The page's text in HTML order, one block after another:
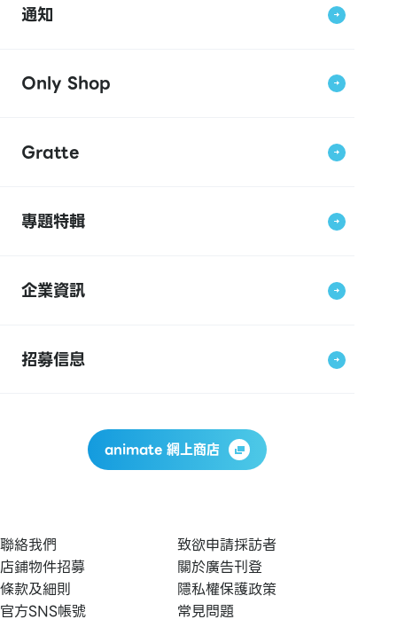
通知
Only Shop
Gratte
專題特輯
企業資訊
招募信息
animate 網上商店
聯絡我們
致欲申請採訪者
店鋪物件招募
關於廣告刊登
條款及細則
隱私權保護政策
官方SNS帳號
常見問題